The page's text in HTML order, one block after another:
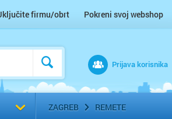
firmu/obrt Pokreni svoj webshop
Prijava korisnika
ZAGREB REMETE
Odaberi grad